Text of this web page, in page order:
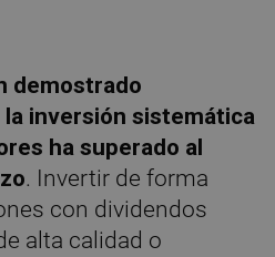
demostrado
inversión sistemática
ha superado al
. Invertir de forma
con dividendos
alta calidad o